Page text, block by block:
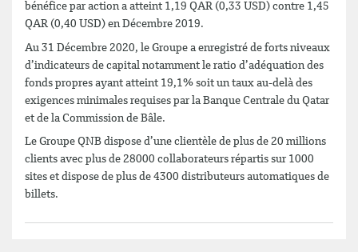
bénéfice par action a atteint 1,19 QAR (0,33 USD) contre 1,45
QAR (0,40 USD) en Décembre 2019.
Au 31 Décembre 2020, le Groupe a enregistré de forts niveaux
d’indicateurs de capital notamment le ratio d’adéquation des
fonds propres ayant atteint 19,1% soit un taux au-delà des
exigences minimales requises par la Banque Centrale du Qatar
et de la Commission de Bâle.
Le Groupe QNB dispose d’une clientèle de plus de 20 millions
clients avec plus de 28000 collaborateurs répartis sur 1000
sites et dispose de plus de 4300 distributeurs automatiques de
billets.